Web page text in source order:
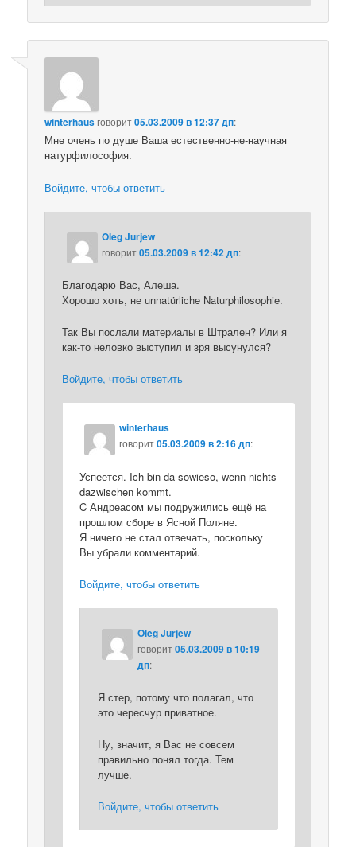
winterhausговорит05.03.2009 в 12:37 дп:
Мне очень по душе Ваша естественно-не-научная
натурфилософия.
Войдите, чтобы ответить
Oleg Jurjew
говорит05.03.2009 в 12:42 дп:
Благодарю Вас, Алеша.
Хорошо хоть, не unnatürliche Naturphilosophie.
Так Вы послали материалы в Штрален? Или я
как-то неловко выступил и зря высунулся?
Войдите, чтобы ответить
winterhaus
говорит 05.03.2009 в 2:16 дп:
Успеется. Ich bin da sowieso, wenn nichts
dazwischen kommt.
C Андреасом мы подружились ещё на
прошлом сборе в Ясной Поляне.
Я ничего не стал отвечать, поскольку
Вы убрали комментарий.
Войдите, чтобы ответить
Oleg Jurjew
говорит 05.03.2009 в 10:19
дп:
Я стер, потому что полагал, что
это чересчур приватное.
Ну, значит, я Вас не совсем
правильно понял тогда. Тем
лучше.
Войдите, чтобы ответить